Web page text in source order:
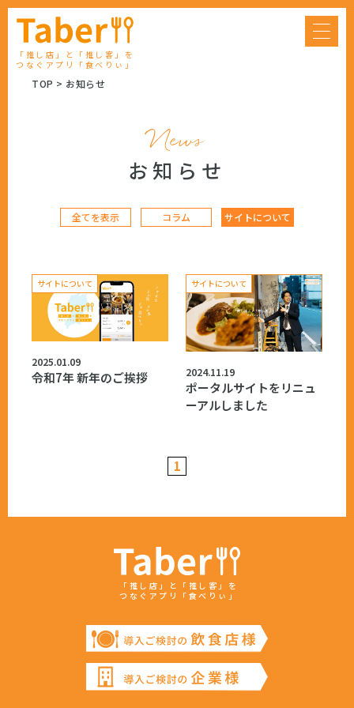
「推し店」と「推し客」を
つなぐアプリ「食べりぃ」
TOP お知らせ
News
お知らせ
全てを表示 コラム サイトについて
2025.01.09
令和7年 新年のご挨拶
サイトについて
2024.11.19
ポータルサイトをリニュ
ーアルしました
サイトについて
1
「推し店」と「推し客」を
つなぐアプリ「食べりぃ」